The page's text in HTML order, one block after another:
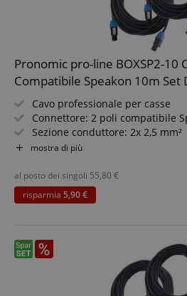
Pronomic pro-line BOXSP2-10
Compatibile Speakon 10m Set
Cavo professionale per casse
Connettore: 2 poli compatibile
Sezione conduttore: 2x 2,5 mm²
Lunghezza: 10 m
2 pezzi nel set risparmio
mostra di più
al posto dei singoli 55,80 €
risparmia 5,90 €